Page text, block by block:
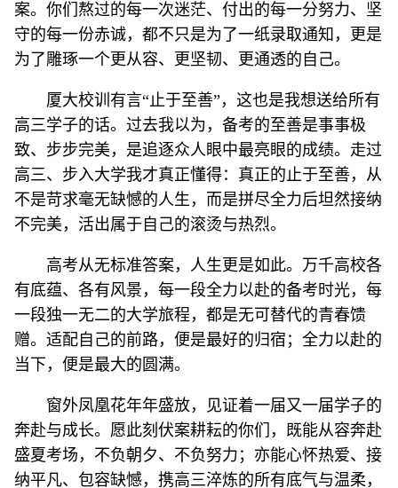
案。你们熬过的每一次迷茫、付出的每一分努力、坚
守的每一份赤诚，都不只是为了一纸录取通知，更是
为了雕琢一个更从容、更坚韧、更通透的自己。
厦大校训有言“止于至善”，这也是我想送给所有
高三学子的话。过去我以为，备考的至善是事事极
致、步步完美，是追逐众人眼中最亮眼的成绩。走过
高三、步入大学我才真正懂得：真正的止于至善，从
不是苛求毫无缺憾的人生，而是拼尽全力后坦然接纳
不完美，活出属于自己的滚烫与热烈。
高考从无标准答案，人生更是如此。万千高校各
有底蕴、各有风景，每一段全力以赴的备考时光，每
一段独一无二的大学旅程，都是无可替代的青春馈
赠。适配自己的前路，便是最好的归宿；全力以赴的
当下，便是最大的圆满。
窗外凤凰花年年盛放，见证着一届又一届学子的
奔赴与成长。愿此刻伏案耕耘的你们，既能从容奔赴
盛夏考场，不负朝夕、不负努力；亦能心怀热爱、接
纳平凡、包容缺憾，携高三淬炼的所有底气与温柔，